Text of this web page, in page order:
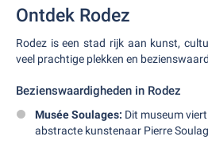
Ontdek Rodez
Rodez is een stad rijk aan kunst,
veel prachtige plekken en
Bezienswaardigheden in Rodez
Musée Soulages: Dit museum
abstracte kunstenaar Pierre